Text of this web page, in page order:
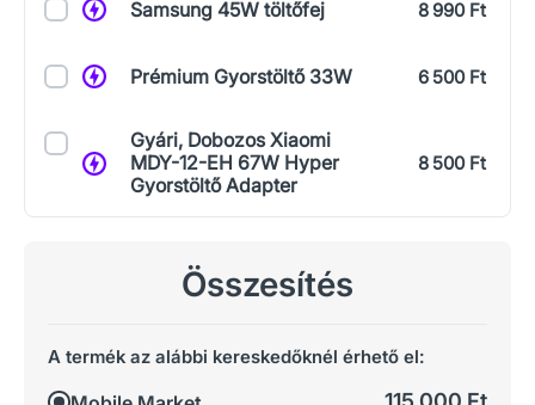
Samsung 45W töltőfej 8 990 Ft
Prémium Gyorstöltő 33W 6 500 Ft
Gyári, Dobozos Xiaomi
MDY-12-EH 67W Hyper
Gyorstöltő Adapter
8 500 Ft
Összesítés
A termék az alábbi kereskedőknél érhető el: